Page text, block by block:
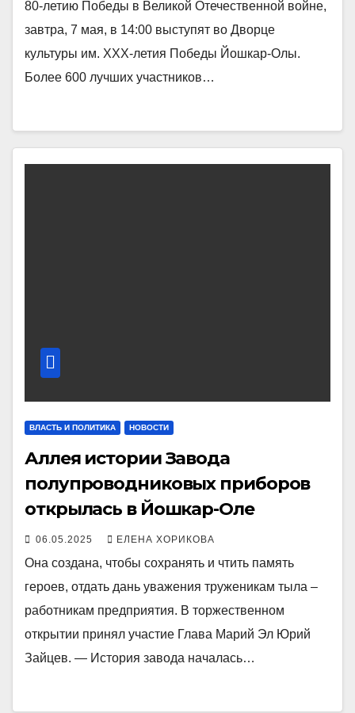
80-летию Победы в Великой Отечественной войне,
завтра, 7 мая, в 14:00 выступят во Дворце
культуры им. ХХХ-летия Победы Йошкар-Олы.
Более 600 лучших участников…
ВЛАСТЬ И ПОЛИТИКА НОВОСТИ
Аллея истории Завода
полупроводниковых приборов
открылась в Йошкар-Оле
06.05.2025 ЕЛЕНА ХОРИКОВА
Она создана, чтобы сохранять и чтить память
героев, отдать дань уважения труженикам тыла –
работникам предприятия. В торжественном
открытии принял участие Глава Марий Эл Юрий
Зайцев. — История завода началась…